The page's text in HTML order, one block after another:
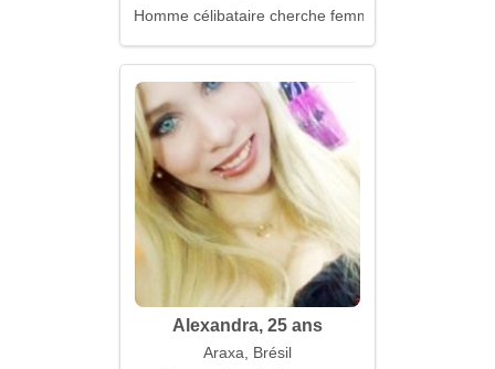
Homme célibataire cherche femme
Alexandra, 25 ans
Araxa, Brésil